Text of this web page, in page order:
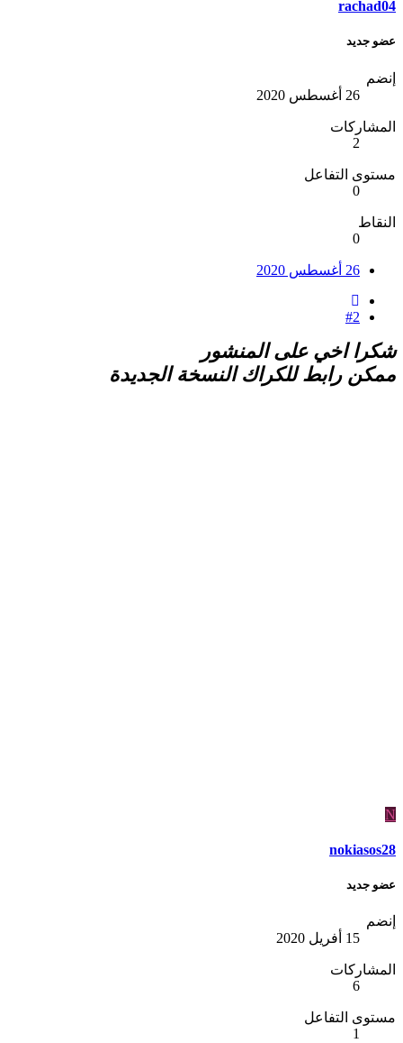
rachad04
عضو جديد
إنضم
26 أغسطس 2020
المشاركات
2
مستوى التفاعل
0
النقاط
0
26 أغسطس 2020
#2
شكرا اخي على المنشور
ممكن رابط للكراك النسخة الجديدة
N
nokiasos28
عضو جديد
إنضم
15 أفريل 2020
المشاركات
6
مستوى التفاعل
1